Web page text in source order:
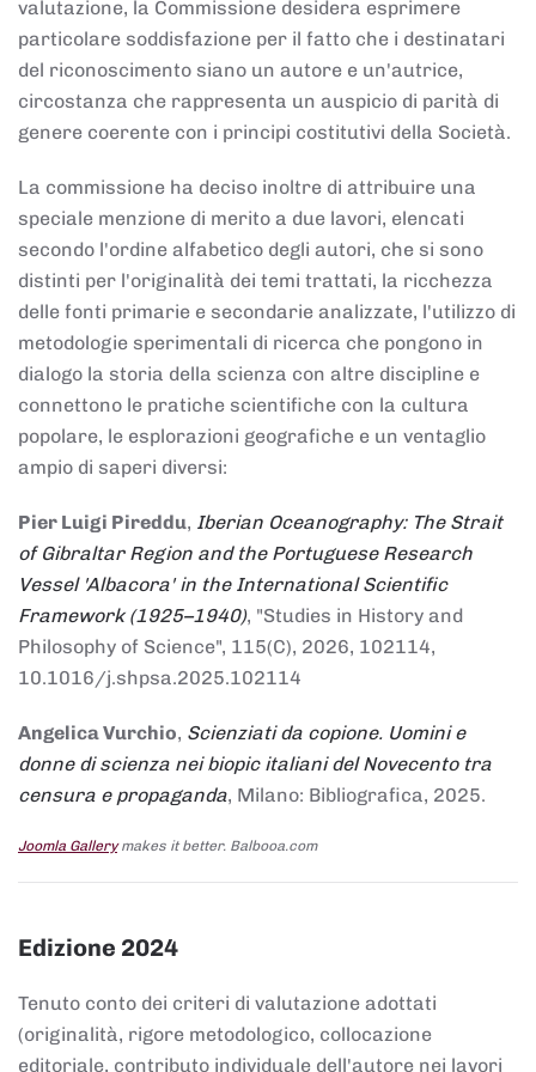
valutazione, la Commissione desidera esprimere
particolare soddisfazione per il fatto che i destinatari
del riconoscimento siano un autore e un'autrice,
circostanza che rappresenta un auspicio di parità di
genere coerente con i principi costitutivi della Società.
La commissione ha deciso inoltre di attribuire una
speciale menzione di merito a due lavori, elencati
secondo l'ordine alfabetico degli autori, che si sono
distinti per l'originalità dei temi trattati, la ricchezza
delle fonti primarie e secondarie analizzate, l'utilizzo di
metodologie sperimentali di ricerca che pongono in
dialogo la storia della scienza con altre discipline e
connettono le pratiche scientifiche con la cultura
popolare, le esplorazioni geografiche e un ventaglio
ampio di saperi diversi:
Pier Luigi Pireddu, Iberian Oceanography: The Strait
of Gibraltar Region and the Portuguese Research
Vessel 'Albacora' in the International Scientific
Framework (1925–1940), "Studies in History and
Philosophy of Science", 115(C), 2026, 102114,
10.1016/j.shpsa.2025.102114
Angelica Vurchio, Scienziati da copione. Uomini e
donne di scienza nei biopic italiani del Novecento tra
censura e propaganda, Milano: Bibliografica, 2025.
Joomla Gallerymakes it better. Balbooa.com
Edizione 2024
Tenuto conto dei criteri di valutazione adottati
(originalità, rigore metodologico, collocazione
editoriale, contributo individuale dell'autore nei lavori